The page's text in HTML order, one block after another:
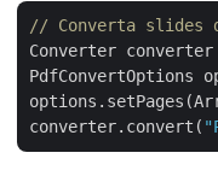
// Converta slides
Converter converter
PdfConvertOptions
converter.convert(